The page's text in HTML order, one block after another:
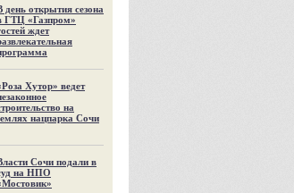
день открытия сезона
ГТЦ «Газпром»
ждет
Хутор» ведет
на
нацпарка Сочи
Сочи подали в
на НПО